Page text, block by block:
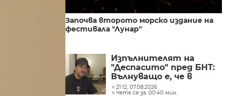
Започва второто морско издание на
фестивала "Лунар"
Изпълнителят на
"Деспасито" пред БНТ:
Вълнуващо е, че в
България хората пеят
21:12, 07.08.2026
Чете се за: 00:40 мин.